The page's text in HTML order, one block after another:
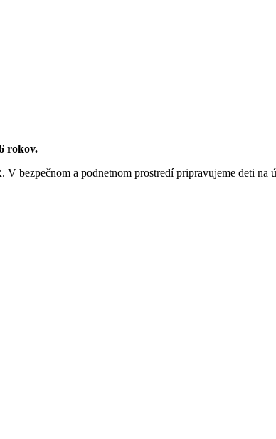
rokov.
V bezpečnom a podnetnom prostredí pripravujeme deti